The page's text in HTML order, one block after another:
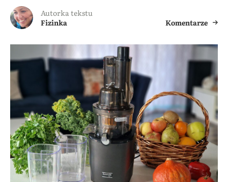
Autorka tekstu
Fizinka
Komentarze